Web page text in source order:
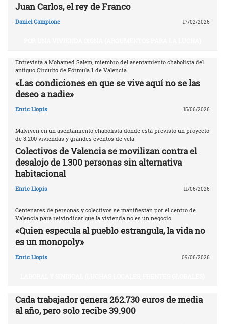
Juan Carlos, el rey de Franco
Daniel Campione 17/02/2026
Entrevista a Mohamed Salem, miembro del asentamiento chabolista del
antiguo Circuito de Fórmula 1 de Valencia
«Las condiciones en que se vive aquí no se las
deseo a nadie»
Enric Llopis 15/06/2026
Malviven en un asentamiento chabolista donde está previsto un proyecto
de 3.200 viviendas y grandes eventos de vela
Colectivos de Valencia se movilizan contra el
desalojo de 1.300 personas sin alternativa
habitacional
Enric Llopis 11/06/2026
Centenares de personas y colectivos se manifiestan por el centro de
Valencia para reivindicar que la vivienda no es un negocio
«Quien especula al pueblo estrangula, la vida no
es un monopoly»
Enric Llopis 09/06/2026
Cada trabajador genera 262.730 euros de media
al año, pero solo recibe 39.900